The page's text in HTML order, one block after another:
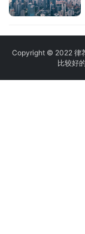
Copyright © 2022 律
比较好